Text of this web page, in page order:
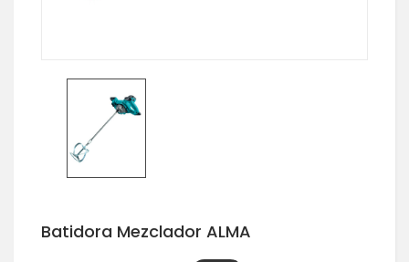
Batidora Mezclador ALMA